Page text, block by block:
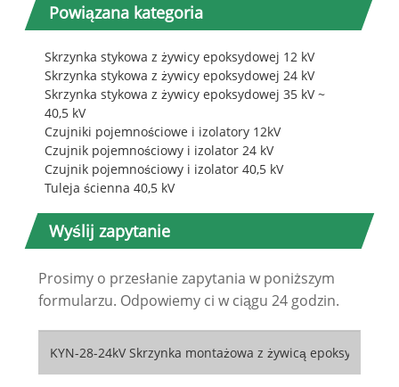
Powiązana kategoria
Skrzynka stykowa z żywicy epoksydowej 12 kV
Skrzynka stykowa z żywicy epoksydowej 24 kV
Skrzynka stykowa z żywicy epoksydowej 35 kV ~
40,5 kV
Czujniki pojemnościowe i izolatory 12kV
Czujnik pojemnościowy i izolator 24 kV
Czujnik pojemnościowy i izolator 40,5 kV
Tuleja ścienna 40,5 kV
Wyślij zapytanie
Prosimy o przesłanie zapytania w poniższym
formularzu. Odpowiemy ci w ciągu 24 godzin.